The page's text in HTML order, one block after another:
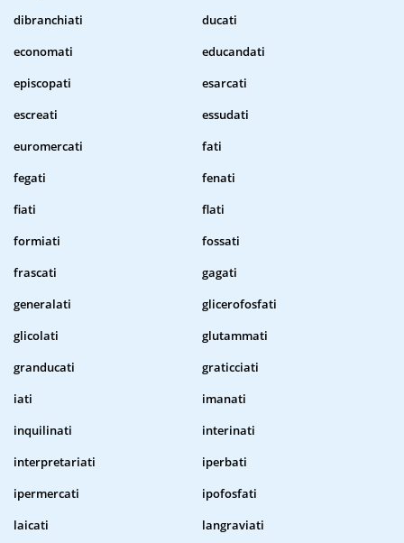
dibranchiati
ducati
economati
educandati
episcopati
esarcati
escreati
essudati
euromercati
fati
fegati
fenati
fiati
flati
formiati
fossati
frascati
gagati
generalati
glicerofosfati
glicolati
glutammati
granducati
graticciati
iati
imanati
inquilinati
interinati
interpretariati
iperbati
ipermercati
ipofosfati
laicati
langraviati